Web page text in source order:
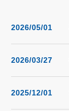
2026/05/01
2026/03/27
2025/12/01